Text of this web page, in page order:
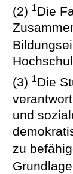
(2) 1Die
(3) 1Die
und
zu